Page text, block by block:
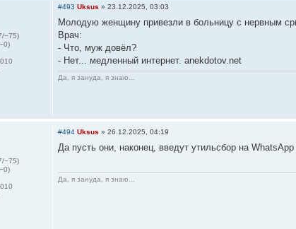
−75)
сообщение
#493 Uksus » 23.12.2025, 03:03
Молодую женщину привезли в больницу с нервным
Врач:
- Что, муж довёл?
- Нет... медленный интернет. anekdotov.net
Да, я зануда, я знаю...
−75)
#494 Uksus » 26.12.2025, 04:19
Да пусть они, наконец, введут утильсбор на WhatsApp
Да, я зануда, я знаю...